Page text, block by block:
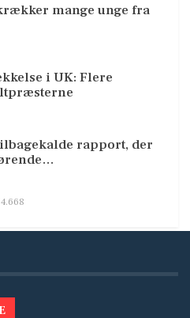
mange unge fra
i UK: Flere
rapport, der
4.668